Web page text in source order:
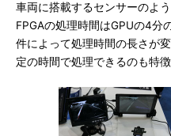
車両に搭載するセンサーのよ
FPGAの処理時間はGPUの4分
件によって処理時間の長さが
定の時間で処理できるのも特徴